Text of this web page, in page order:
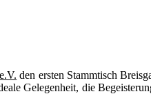
den ersten Stammtisch
Gelegenheit, die